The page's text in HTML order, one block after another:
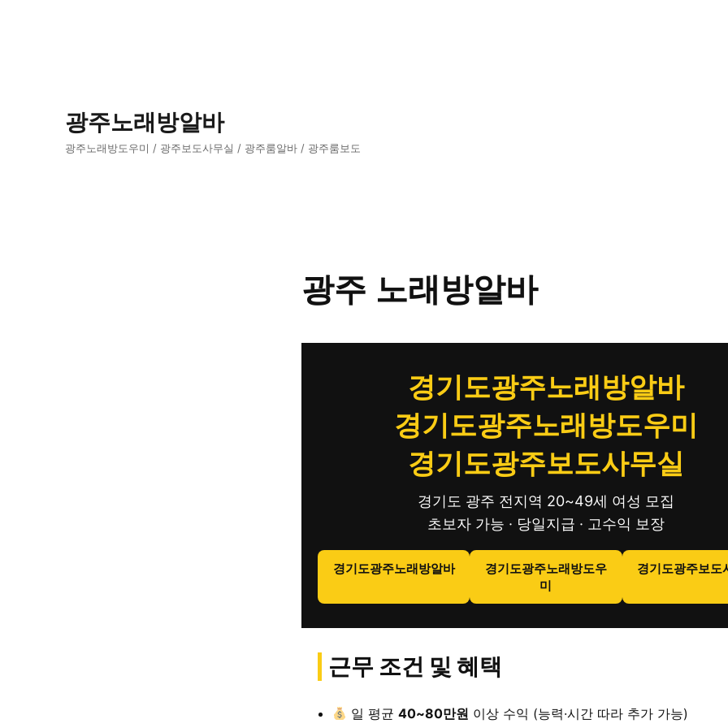
광주노래방알바
광주노래방도우미 / 광주보도사무실 / 광주룸알바 / 광주룸보도
광주 노래방알바
경기도광주노래방알바
경기도광주노래방도우미
경기도광주보도사무실
경기도 광주 전지역 20~49세 여성 모집
초보자 가능 · 당일지급 · 고수익 보장
경기도광주노래방알바
경기도광주노래방도우
미
경기도광주보도
근무 조건 및 혜택
일 평균40~80만원 이상 수익 (능력·시간 따라 추가 가능)